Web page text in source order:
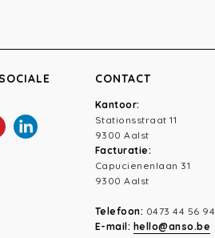
CONTACT
Kantoor:
Stationsstraat 11
9300 Aalst
Facturatie:
Capucienenlaan 31
9300 Aalst
Telefoon: 0473 44 56 94
E-mail: hello@anso.be